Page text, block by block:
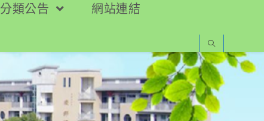
分類公告
網站連結